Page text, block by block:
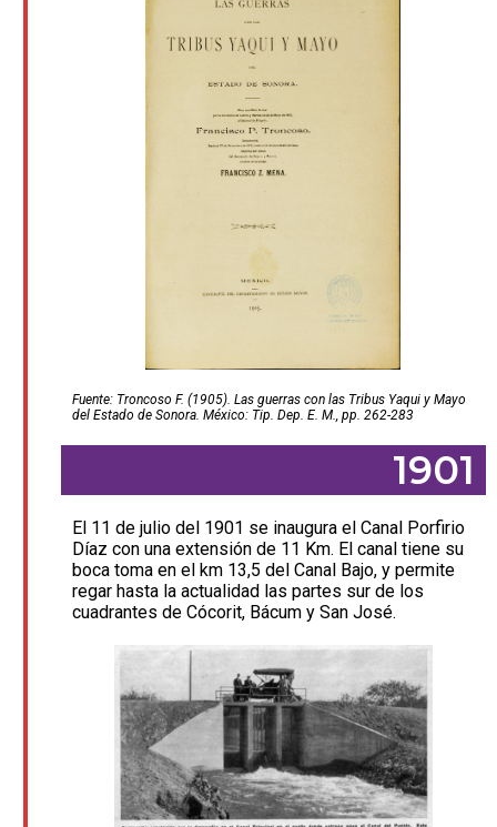
Fuente: Troncoso F. (1905). Las guerras con las Tribus Yaqui y Mayo
del Estado de Sonora. México: Tip. Dep. E. M., pp. 262-283
1901
El 11 de julio del 1901 se inaugura el Canal Porfirio
Díaz con una extensión de 11 Km. El canal tiene su
boca toma en el km 13,5 del Canal Bajo, y permite
regar hasta la actualidad las partes sur de los
cuadrantes de Cócorit, Bácum y San José.